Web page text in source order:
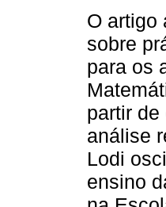
O artigo
sobre
para os
partir de
análise
Lodi
ensino